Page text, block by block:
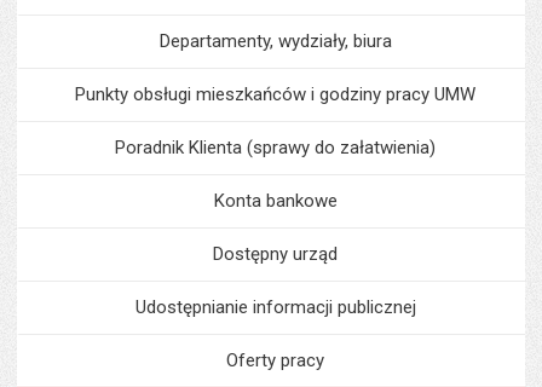
Departamenty, wydziały, biura
Punkty obsługi mieszkańców i godziny pracy UMW
Poradnik Klienta (sprawy do załatwienia)
Konta bankowe
Dostępny urząd
Udostępnianie informacji publicznej
Oferty pracy